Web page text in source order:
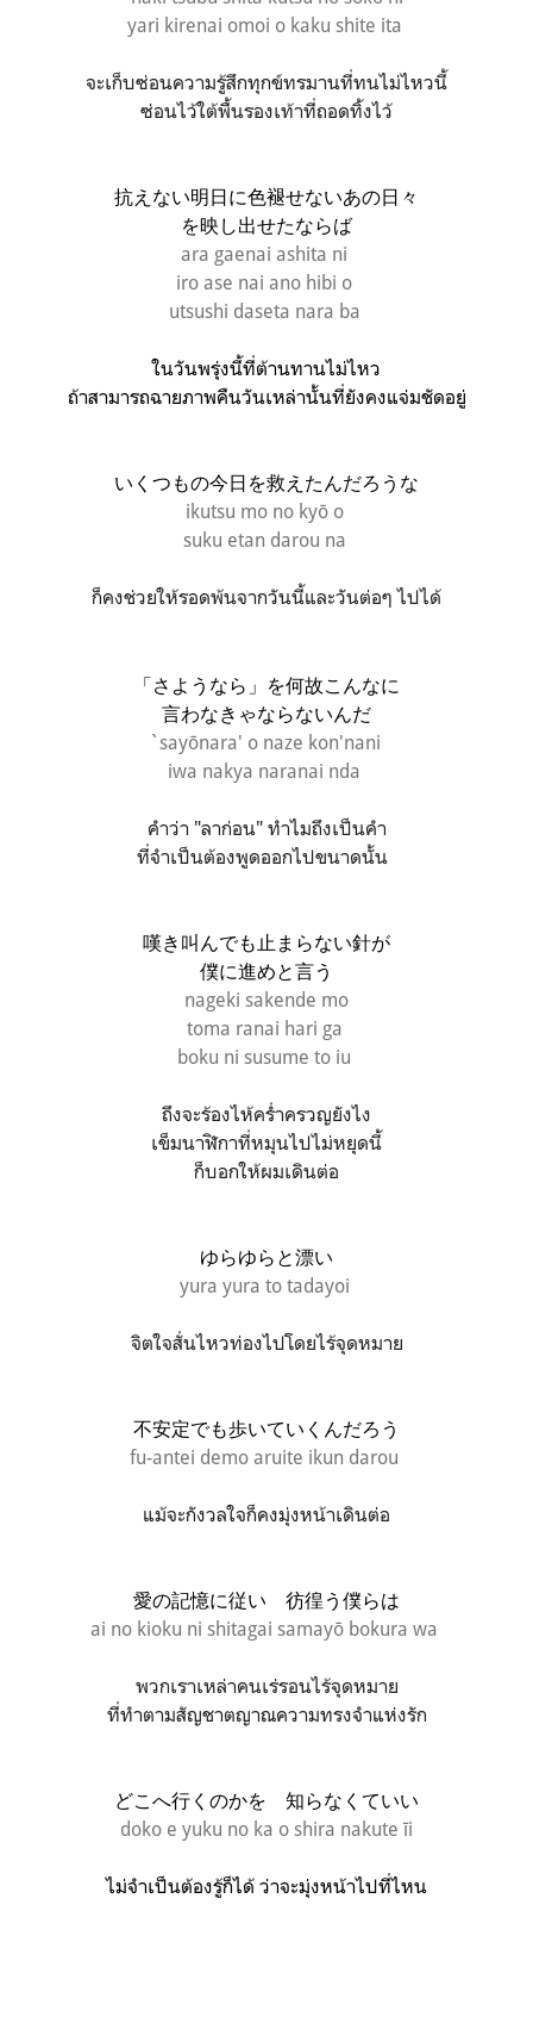
yari kirenai omoi o kaku shite ita
จะเก็บซ่อนความรู้สึกทุกข์ทรมานที่ทนไม่ไหวนี้
ซ่อนไว้ใต้พื้นรองเท้าที่ถอดทิ้งไว้
抗えない明日に色褪せないあの日々
を映し出せたならば
ara gaenai ashita ni
iro ase nai ano hibi o
utsushi daseta nara ba
ในวันพรุ่งนี้ที่ต้านทานไม่ไหว
ถ้าสามารถฉายภาพคืนวันเหล่านั้นที่ยังคงแจ่มชัดอยู่
いくつもの今日を救えたんだろうな
ikutsu mo no kyō o
suku etan darou na
ก็คงช่วยให้รอดพ้นจากวันนี้และวันต่อๆ ไปได้
「さようなら」を何故こんなに
言わなきゃならないんだ
`sayōnara' o naze kon'nani
iwa nakya naranai nda
คำว่า "ลาก่อน" ทำไมถึงเป็นคำ
ที่จำเป็นต้องพูดออกไปขนาดนั้น
嘆き叫んでも止まらない針が
僕に進めと言う
nageki sakende mo
toma ranai hari ga
boku ni susume to iu
ถึงจะร้องไห้คร่ำครวญยังไง
เข็มนาฬิกาที่หมุนไปไม่หยุดนี้
ก็บอกให้ผมเดินต่อ
ゆらゆらと漂い
yura yura to tadayoi
จิตใจสั่นไหวท่องไปโดยไร้จุดหมาย
不安定でも歩いていくんだろう
fu-antei demo aruite ikun darou
แม้จะกังวลใจก็คงมุ่งหน้าเดินต่อ
愛の記憶に従い 彷徨う僕らは
ai no kioku ni shitagai samayō bokura wa
พวกเราเหล่าคนเร่รอนไร้จุดหมาย
ที่ทำตามสัญชาตญาณความทรงจำแห่งรัก
どこへ行くのかを 知らなくていい
doko e yuku no ka o shira nakute īi
ไม่จำเป็นต้องรู้ก็ได้ ว่าจะมุ่งหน้าไปที่ไหน